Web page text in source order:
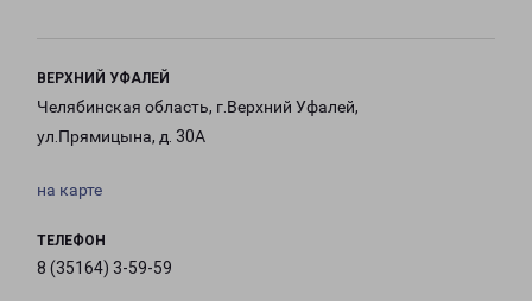
ВЕРХНИЙ УФАЛЕЙ
Челябинская область, г.Верхний Уфалей,
ул.Прямицына, д. 30А
на карте
ТЕЛЕФОН
8 (35164) 3-59-59